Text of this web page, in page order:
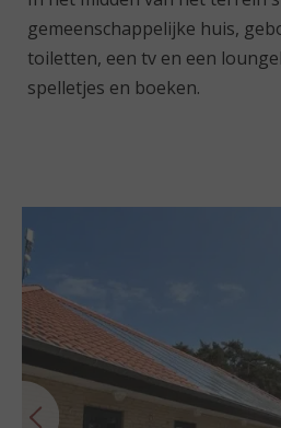
gemeenschappelijke huis,
toiletten, een tv en een
spelletjes en boeken.